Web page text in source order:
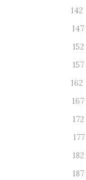
142
147
152
157
162
167
172
177
182
187